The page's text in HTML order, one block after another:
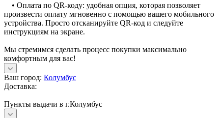
• Оплата по QR-коду: удобная опция, которая позволяет
произвести оплату мгновенно с помощью вашего мобильного
устройства. Просто отсканируйте QR-код и следуйте
инструкциям на экране.
Мы стремимся сделать процесс покупки максимально
комфортным для вас!
Ваш город: Колумбус
Доставка:
Пункты выдачи в г.Колумбус